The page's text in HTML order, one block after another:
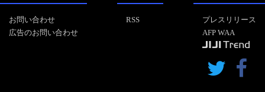
お問い合わせ
広告のお問い合わせ
RSS
プレスリリース
AFP WAA